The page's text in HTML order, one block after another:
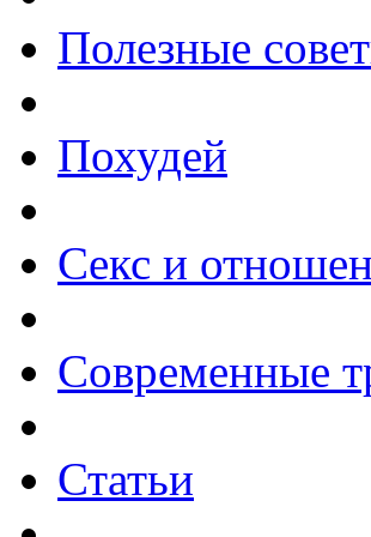
Полезные
Похудей
Секс и
Современные
Статьи